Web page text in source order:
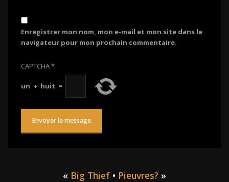
Enregistrer mon nom, mon e-mail et mon site dans le
navigateur pour mon prochain commentaire.
CAPTCHA*
un + huit =
« Big Thief • Pieuvres? »